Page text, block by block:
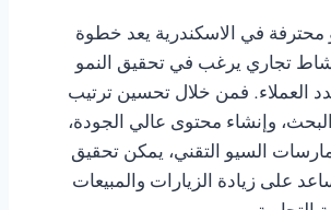
محترفة في الاسكندرية يعد خطوة
تجاري يرغب في تحقيق النمو
العملاء. فمن خلال تحسين ترتيب
وإنشاء محتوى عالي الجودة،
السيو التقني، يمكن تحقيق
على زيادة الزيارات والمبيعات